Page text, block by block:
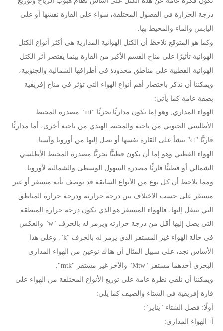
درجة الحرارة في الفصول المختلفة، سواء على القارة نفسها أو على
اليابس والماء والمحيط بها.
وكما هو المتوقع نلاحظ أن الكتل الهوائية المدارية هي أكثر أنواع الكتل
الهوائية تأثيرًا على مناخ القسم الأكبر من القارة بينما يقتصر أثر الكتل
الهوائية القطبية على مناطق محدودة في أطرافها الشمالية والجنوبية،
ويمكننا أن نذكر باختصار أهم أنواع الهواء التي تؤثر في مناخ إفريقية
بصفة عامة كما يأتي:
الهواء المداري, وهو إما يكون مداريًّا بحريًّا "mt" مصدره المحيط
الأطلسي الجنوبي من ناحية والمحيط الهندي من ناحية أخرى، أما مداريًّا
قاريًّا "ct" ينشأ على القارة نفسها أو يصل إليها من أوروبا وآسيا.
الهواء القطبي وهو إما أن يكون قطبيًّا بحريًّا مصدره المحيط الأطلسي
الشمالي أو قطبيًّا قاريًّا مصدره السهول الوسطى والشمالية لأوروبا.
ومما يلاحظ أن كل نوع من الأنواع السابقة قد يوصف بأنه مستقر أو غير
مستقر على حسب الاختلاف بين درجة حرارته ودرجة حرارة المناطق
التي ينتقل إليها، فالهواء المستقر هو الذي تكون درجة حرارة المنطقة
التي يصل إليها أقل من درجة حرارته ويرمز له بالحرف "w" والعكس
في حالة الهواء غير المستقر الذي يرمز له بالحرف "k". وعلى هذا
الأساس نجد، على سبيل المثال أن هناك نوعين من الهواء المداري
البحري أحدهما مستقر "Mtw" والآخر غير مستقر "mtk".
ويمكننا أن نلقي نظرة عامة على توزيع الأنواع المختلفة من الهواء على
قارة إفريقية في الشتاء والصيف كما يلي:
أولًا: فصل الشتاء "يناير":
أ- الهواء المداري: